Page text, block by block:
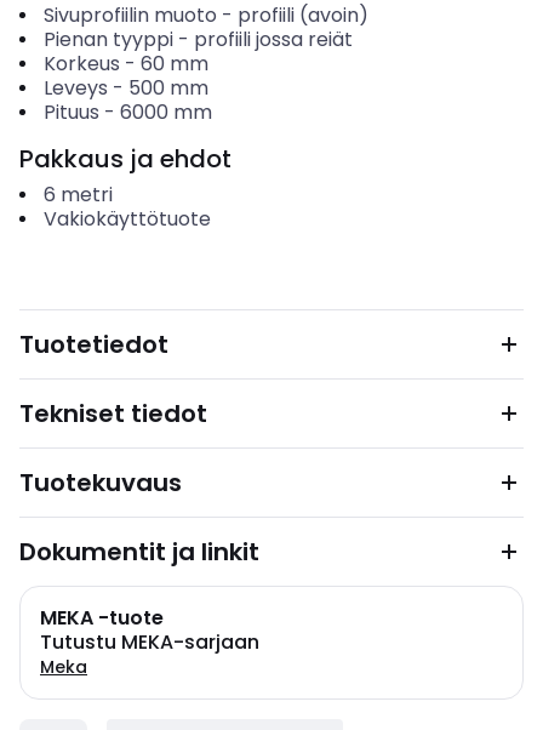
Sivuprofiilin muoto - profiili (avoin)
Pienan tyyppi- profiili jossa reiät
Korkeus - 60 mm
Leveys - 500 mm
Pituus - 6000 mm
Pakkaus ja ehdot
6 metri
Vakiokäyttötuote
Tuotetiedot
Tekniset tiedot
Tuotekuvaus
Dokumentit ja linkit
MEKA -tuote
Tutustu MEKA-sarjaan
Meka